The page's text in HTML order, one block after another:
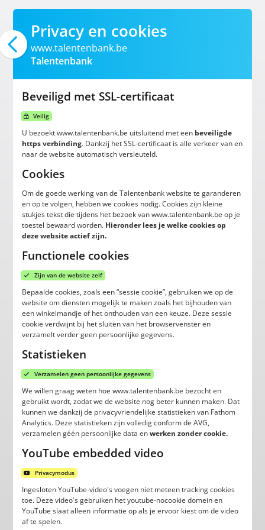
Privacy en cookies
www.talentenbank.be
Talentenbank
Beveiligd met SSL-certificaat
Veilig
U bezoekt www.talentenbank.be uitsluitend met een beveiligde
https verbinding. Dankzij het SSL-certificaat is alle verkeer van en
naar de website automatisch versleuteld.
Cookies
Om de goede werking van de Talentenbank website te garanderen
en op te volgen, hebben we cookies nodig. Cookies zijn kleine
stukjes tekst die tijdens het bezoek van www.talentenbank.be op je
toestel bewaard worden. Hieronder lees je welke cookies op
deze website actief zijn.
Functionele cookies
Zijn van de website zelf
Bepaalde cookies, zoals een “sessie cookie”, gebruiken we op de
website om diensten mogelijk te maken zoals het bijhouden van
een winkelmandje of het onthouden van een keuze. Deze sessie
cookie verdwijnt bij het sluiten van het browservenster en
verzamelt verder geen persoonlijke gegevens.
Statistieken
Verzamelen geen persoonlijke gegevens
We willen graag weten hoe www.talentenbank.be bezocht en
gebruikt wordt, zodat we de website nog beter kunnen maken. Dat
kunnen we dankzij de privacyvriendelijke statistieken van Fathom
Analytics. Deze statistieken zijn volledig conform de AVG,
verzamelen géén persoonlijke data enwerken zonder cookie.
YouTube embedded video
Privacymodus
Ingesloten YouTube-video's voegen niet meteen tracking cookies
toe. Deze video's gebruiken het youtube-nocookie domein en
YouTube slaat alleen informatie op als je ervoor kiest om de video
af te spelen.